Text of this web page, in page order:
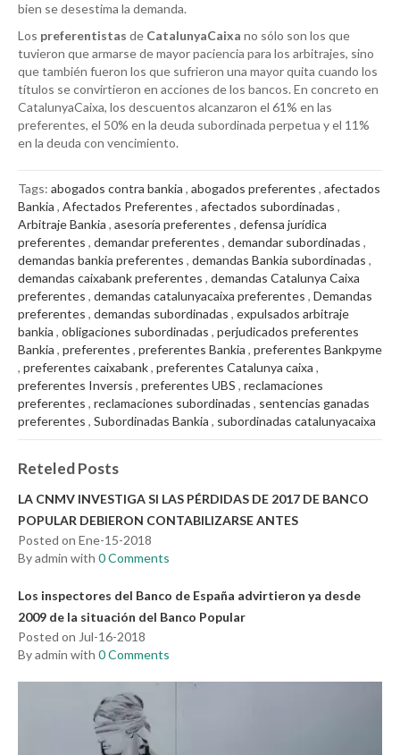
bien se desestima la demanda.
Los preferentistas de CatalunyaCaixa no sólo son los que
tuvieron que armarse de mayor paciencia para los arbitrajes, sino
que también fueron los que sufrieron una mayor quita cuando los
títulos se convirtieron en acciones de los bancos. En concreto en
CatalunyaCaixa, los descuentos alcanzaron el 61% en las
preferentes, el 50% en la deuda subordinada perpetua y el 11%
en la deuda con vencimiento.
Tags: abogados contra bankia , abogados preferentes , afectados
Bankia , Afectados Preferentes , afectados subordinadas ,
Arbitraje Bankia , asesoría preferentes , defensa jurídica
preferentes , demandar preferentes , demandar subordinadas ,
demandas bankia preferentes , demandas Bankia subordinadas ,
demandas caixabank preferentes , demandas Catalunya Caixa
preferentes , demandas catalunyacaixa preferentes , Demandas
preferentes , demandas subordinadas , expulsados arbitraje
bankia , obligaciones subordinadas , perjudicados preferentes
Bankia , preferentes , preferentes Bankia , preferentes Bankpyme
, preferentes caixabank, preferentes Catalunya caixa ,
preferentes Inversis , preferentes UBS , reclamaciones
preferentes , reclamaciones subordinadas , sentencias ganadas
preferentes , Subordinadas Bankia , subordinadas catalunyacaixa
Reteled Posts
LA CNMV INVESTIGA SI LAS PÉRDIDAS DE 2017 DE BANCO
POPULAR DEBIERON CONTABILIZARSE ANTES
Posted on Ene-15-2018
By admin with 0 Comments
Los inspectores del Banco de España advirtieron ya desde
2009 de la situación del Banco Popular
Posted on Jul-16-2018
By admin with 0 Comments